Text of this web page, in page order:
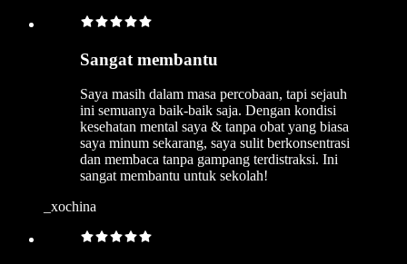
Sangat membantu
Saya masih dalam masa percobaan, tapi sejauh
ini semuanya baik-baik saja. Dengan kondisi
kesehatan mental saya & tanpa obat yang biasa
saya minum sekarang, saya sulit berkonsentrasi
dan membaca tanpa gampang terdistraksi. Ini
sangat membantu untuk sekolah!
_xochina